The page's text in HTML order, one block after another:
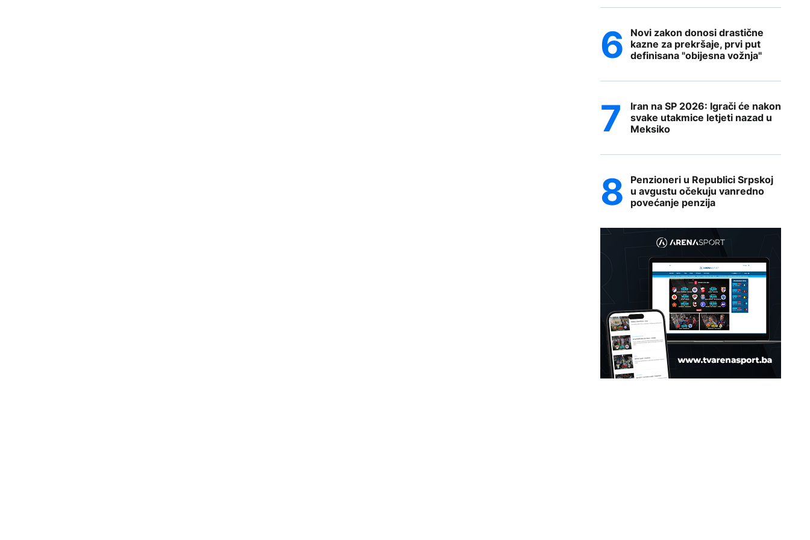
Novi zakon donosi drastične
kazne za prekršaje, prvi put
definisana "obijesna vožnja"
Iran na SP 2026: Igrači će nakon
svake utakmice letjeti nazad u
Meksiko
Penzioneri u Republici Srpskoj
u avgustu očekuju vanredno
povećanje penzija